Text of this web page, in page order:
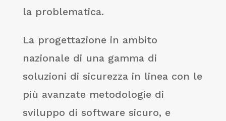
la problematica.
La progettazione in ambito
nazionale di una gamma di
soluzioni di sicurezza in linea con le
più avanzate metodologie di
sviluppo di software sicuro, e